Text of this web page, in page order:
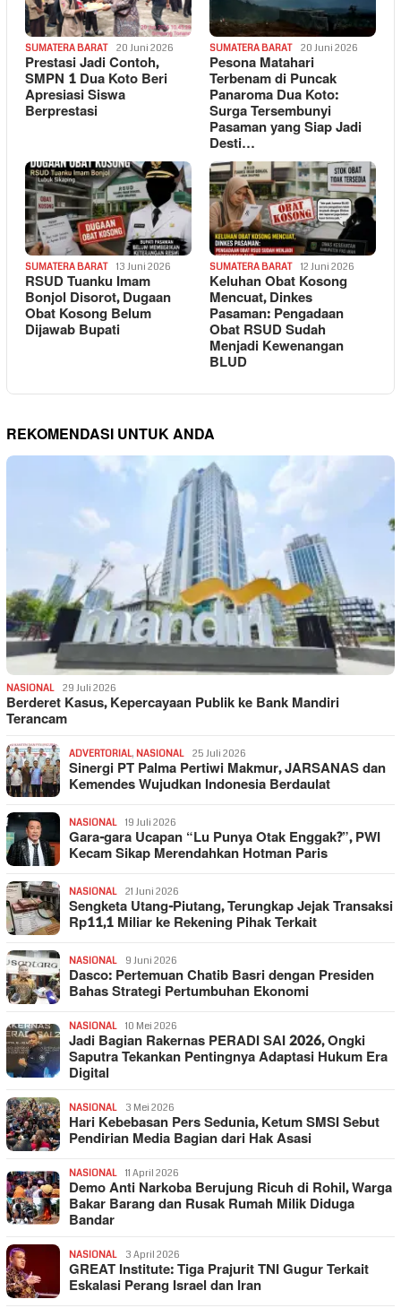
SUMATERA BARAT 20 Juni 2026
Prestasi Jadi Contoh,
SMPN 1 Dua Koto Beri
Apresiasi Siswa
Berprestasi
SUMATERA BARAT 20 Juni 2026
Pesona Matahari
Terbenam di Puncak
Panaroma Dua Koto:
Surga Tersembunyi
Pasaman yang Siap Jadi
Desti…
SUMATERA BARAT 13 Juni 2026
RSUD Tuanku Imam
Bonjol Disorot, Dugaan
Obat Kosong Belum
Dijawab Bupati
SUMATERA BARAT 12 Juni 2026
Keluhan Obat Kosong
Mencuat, Dinkes
Pasaman: Pengadaan
Obat RSUD Sudah
Menjadi Kewenangan
BLUD
REKOMENDASI UNTUK ANDA
NASIONAL 29 Juli 2026
Berderet Kasus, Kepercayaan Publik ke Bank Mandiri
Terancam
ADVERTORIAL, NASIONAL 25 Juli 2026
Sinergi PT Palma Pertiwi Makmur, JARSANAS dan
Kemendes Wujudkan Indonesia Berdaulat
NASIONAL 19 Juli 2026
Gara-gara Ucapan “Lu Punya Otak Enggak?”, PWI
Kecam Sikap Merendahkan Hotman Paris
NASIONAL 21 Juni 2026
Sengketa Utang-Piutang, Terungkap Jejak Transaksi
Rp11,1 Miliar ke Rekening Pihak Terkait
NASIONAL 9 Juni 2026
Dasco: Pertemuan Chatib Basri dengan Presiden
Bahas Strategi Pertumbuhan Ekonomi
NASIONAL 10 Mei 2026
Jadi Bagian Rakernas PERADI SAI 2026, Ongki
Saputra Tekankan Pentingnya Adaptasi Hukum Era
Digital
NASIONAL 3 Mei 2026
Hari Kebebasan Pers Sedunia, Ketum SMSI Sebut
Pendirian Media Bagian dari Hak Asasi
NASIONAL 11 April 2026
Demo Anti Narkoba Berujung Ricuh di Rohil, Warga
Bakar Barang dan Rusak Rumah Milik Diduga
Bandar
NASIONAL 3 April 2026
GREAT Institute: Tiga Prajurit TNI Gugur Terkait
Eskalasi Perang Israel dan Iran